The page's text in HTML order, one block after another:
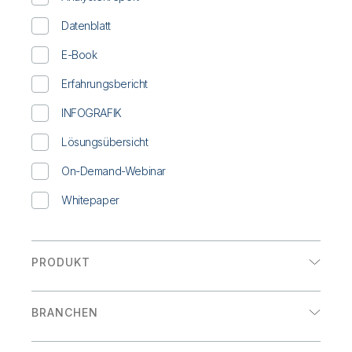
Onboarding
Produktdokumentation
Weltweite Niederlassungen
Qlik
Talend
Datenblatt
E-Book
Erfahrungsbericht
INFOGRAFIK
Lösungsübersicht
On-Demand-Webinar
Whitepaper
PRODUKT
Analysen
BRANCHEN
Einzelhandel